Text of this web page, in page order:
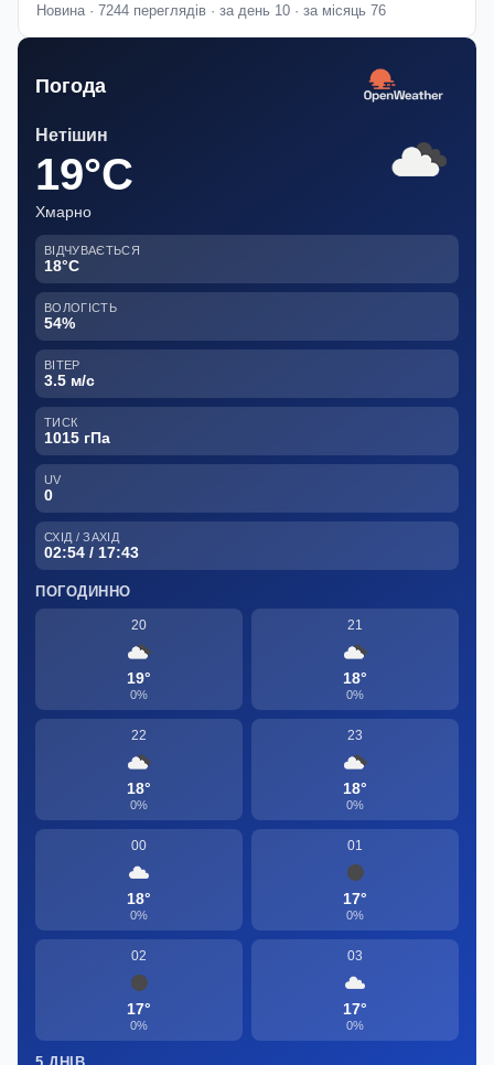
Новина · 7244 переглядів · за день 10 · за місяць 76
Погода
Нетішин
19°C
Хмарно
ВІДЧУВАЄТЬСЯ
18°C
ВОЛОГІСТЬ
54%
ВІТЕР
3.5 м/с
ТИСК
1015 гПа
UV
0
СХІД / ЗАХІД
02:54 / 17:43
ПОГОДИННО
20
19°
0%
21
18°
0%
22
18°
0%
23
18°
0%
00
18°
0%
01
17°
0%
02
17°
0%
03
17°
0%